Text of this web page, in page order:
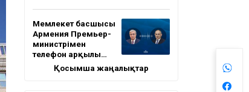
Мемлекет басшысы
Армения Премьер-
министрімен
телефон арқылы…
Қосымша жаңалықтар